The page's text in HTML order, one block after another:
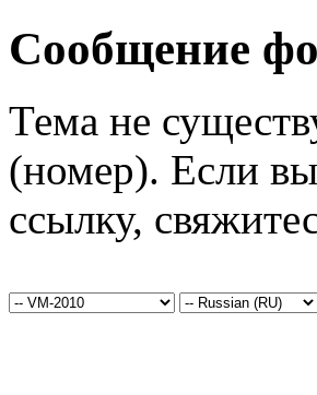
Сообщение
Тема не
(номер). Если
ссылку,